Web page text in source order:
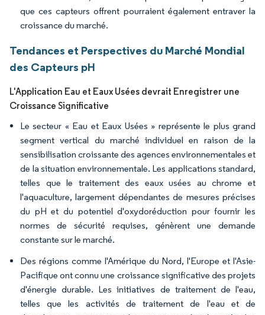
que ces capteurs offrent pourraient également entraver la
croissance du marché.
Tendances et Perspectives du Marché Mondial
des Capteurs pH
L'Application Eau et Eaux Usées devrait Enregistrer une
Croissance Significative
Le secteur « Eau et Eaux Usées » représente le plus grand
segment vertical du marché individuel en raison de la
sensibilisation croissante des agences environnementales et
de la situation environnementale. Les applications standard,
telles que le traitement des eaux usées au chrome et
l'aquaculture, largement dépendantes de mesures précises
du pH et du potentiel d'oxydoréduction pour fournir les
normes de sécurité requises, génèrent une demande
constante sur le marché.
Des régions comme l'Amérique du Nord, l'Europe et l'Asie-
Pacifique ont connu une croissance significative des projets
d'énergie durable. Les initiatives de traitement de l'eau,
telles que les activités de traitement de l'eau et de